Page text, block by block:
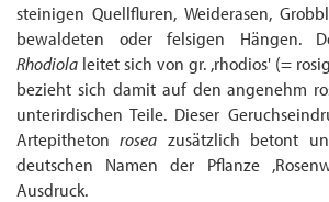
steinigen Quellfluren, Weiderasen,
bewaldeten oder felsigen Hängen.
Rhodiola leitet sich von gr. ,rhodios' (=
bezieht sich damit auf den angenehm
unterirdischen Teile. Dieser
Artepithetonrosea zusätzlich betont
deutschen Namen der Pflanze
Ausdruck.